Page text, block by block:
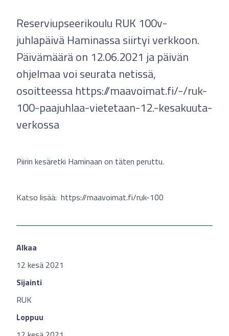
Reserviupseerikoulu RUK 100v-
juhlapäivä Haminassa siirtyi verkkoon.
Päivämäärä on 12.06.2021 ja päivän
ohjelmaa voi seurata netissä,
osoitteessa https://maavoimat.fi/-/ruk-
100-paajuhlaa-vietetaan-12.-kesakuuta-
verkossa
Piirin kesäretki Haminaan on täten peruttu.
Katso lisää: https://maavoimat.fi/ruk-100
Alkaa
12 kesä 2021
Sijainti
RUK
Loppuu